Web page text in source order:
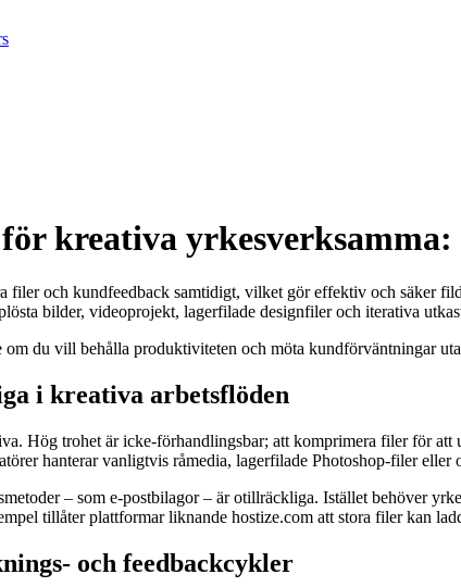
kreativa
filer och kundfeedback samtidigt, vilket gör effektiv och säker
bilder, videoprojekt, lagerfilade designfiler och iterativa
om du vill behålla produktiviteten och möta kundförväntningar
i kreativa arbetsflöden
Hög trohet är icke-förhandlingsbar; att komprimera filer för
hanterar vanligtvis råmedia, lagerfilade Photoshop-filer
– som e-postbilagor – är otillräckliga. Istället behöver
tillåter plattformar liknande hostize.com att stora filer kan
och feedbackcykler